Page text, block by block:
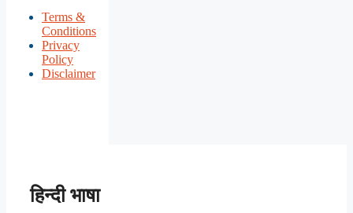
Terms &
Conditions
Privacy
Policy
Disclaimer
हिन्दी भाषा